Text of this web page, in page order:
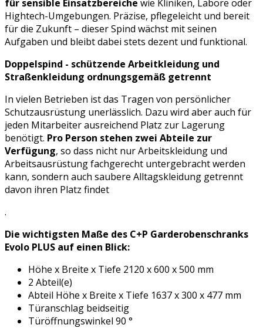
für sensible Einsatzbereiche wie Kliniken, Labore oder
Hightech-Umgebungen. Präzise, pflegeleicht und bereit
für die Zukunft – dieser Spind wächst mit seinen
Aufgaben und bleibt dabei stets dezent und funktional.
Doppelspind - schützende Arbeitkleidung und
Straßenkleidung ordnungsgemäß getrennt
In vielen Betrieben ist das Tragen von persönlicher
Schutzausrüstung unerlässlich. Dazu wird aber auch für
jeden Mitarbeiter ausreichend Platz zur Lagerung
benötigt. Pro Person stehen zwei Abteile zur
Verfügung, so dass nicht nur Arbeitskleidung und
Arbeitsausrüstung fachgerecht untergebracht werden
kann, sondern auch saubere Alltagskleidung getrennt
davon ihren Platz findet
.
Die wichtigsten Maße des C+P Garderobenschranks
Evolo PLUS auf einen Blick:
Höhe x Breite x Tiefe 2120 x 600 x 500 mm
2 Abteil(e)
Abteil Höhe x Breite x Tiefe 1637 x 300 x 477 mm
Türanschlag beidseitig
Türöffnungswinkel 90 °